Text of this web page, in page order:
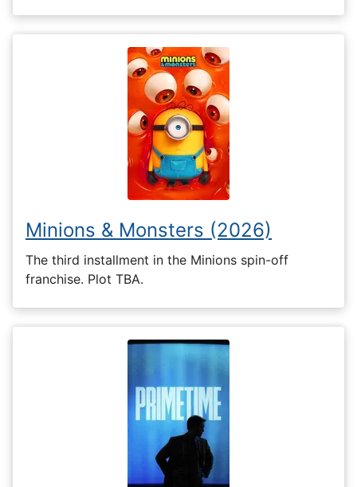
Minions & Monsters (2026)
The third installment in the Minions spin-off
franchise. Plot TBA.